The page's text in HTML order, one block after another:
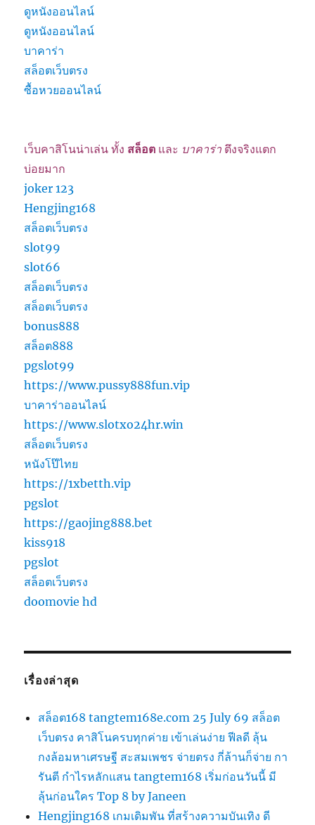
ดูหนังออนไลน์
ดูหนังออนไลน์
บาคาร่า
สล็อตเว็บตรง
ซื้อหวยออนไลน์
เว็บคาสิโนน่าเล่น ทั้ง สล็อต และ บาคาร่า ตึงจริงแตก
บ่อยมาก
joker 123
Hengjing168
สล็อตเว็บตรง
slot99
slot66
สล็อตเว็บตรง
สล็อตเว็บตรง
bonus888
สล็อต888
pgslot99
https://www.pussy888fun.vip
บาคาร่าออนไลน์
https://www.slotxo24hr.win
สล็อตเว็บตรง
หนังโป๊ไทย
https://1xbetth.vip
pgslot
https://gaojing888.bet
kiss918
pgslot
สล็อตเว็บตรง
doomovie hd
เรื่องล่าสุด
สล็อต168 tangtem168e.com 25 July 69 สล็อต
เว็บตรง คาสิโนครบทุกค่าย เข้าเล่นง่าย ฟีลดี ลุ้น
กงล้อมหาเศรษฐี สะสมเพชร จ่ายตรง กี่ล้านก็จ่าย กา
รันตี กำไรหลักแสน tangtem168 เริ่มก่อนวันนี้ มี
ลุ้นก่อนใคร Top 8 by Janeen
Hengjing168 เกมเดิมพัน ที่สร้างความบันเทิง ดี